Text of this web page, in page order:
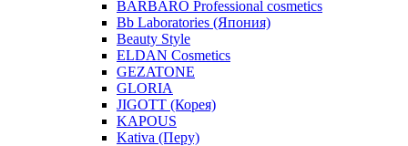
BARBARO Professional cosmetics
Bb Laboratories (Япония)
Beauty Style
ELDAN Cosmetics
GEZATONE
GLORIA
JIGOTT (Корея)
KAPOUS
Kativa (Перу)